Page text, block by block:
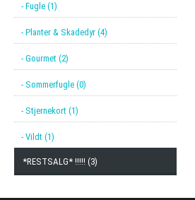
- Fugle (1)
- Planter & Skadedyr (4)
- Gourmet (2)
- Sommerfugle (0)
- Stjernekort (1)
- Vildt (1)
*RESTSALG* !!!!! (3)